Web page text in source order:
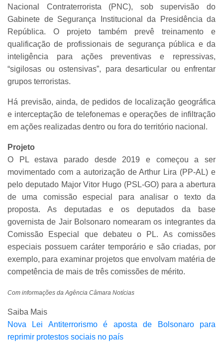
Nacional Contraterrorista (PNC), sob supervisão do
Gabinete de Segurança Institucional da Presidência da
República. O projeto também prevê treinamento e
qualificação de profissionais de segurança pública e da
inteligência para ações preventivas e repressivas,
“sigilosas ou ostensivas”, para desarticular ou enfrentar
grupos terroristas.
Há previsão, ainda, de pedidos de localização geográfica
e interceptação de telefonemas e operações de infiltração
em ações realizadas dentro ou fora do território nacional.
Projeto
O PL estava parado desde 2019 e começou a ser
movimentado com a autorização de Arthur Lira (PP-AL) e
pelo deputado Major Vitor Hugo (PSL-GO) para a abertura
de uma comissão especial para analisar o texto da
proposta. As deputadas e os deputados da base
governista de Jair Bolsonaro nomearam os integrantes da
Comissão Especial que debateu o PL. As comissões
especiais possuem caráter temporário e são criadas, por
exemplo, para examinar projetos que envolvam matéria de
competência de mais de três comissões de mérito.
Com informações da Agência Câmara Notícias
Saiba Mais
Nova Lei Antiterrorismo é aposta de Bolsonaro para
reprimir protestos sociais no país